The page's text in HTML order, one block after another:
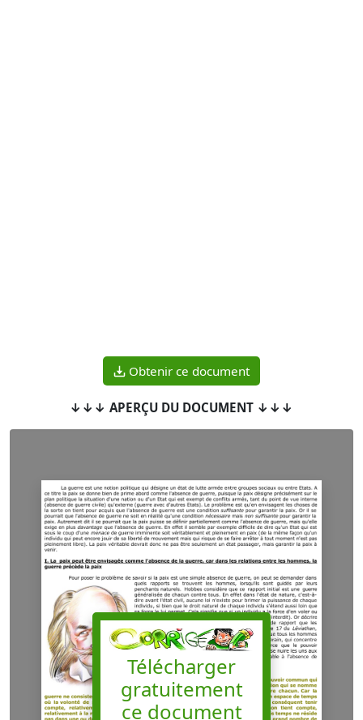
Obtenir ce document
↓↓↓ APERÇU DU DOCUMENT ↓↓↓
Télécharger
gratuitement
ce document